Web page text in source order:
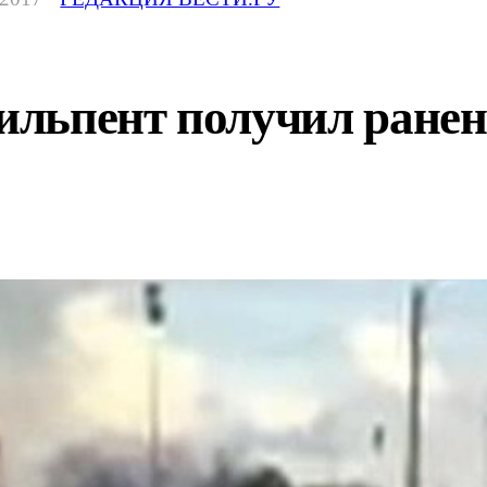
получил